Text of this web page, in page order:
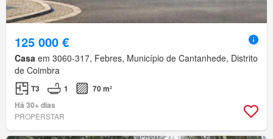
125 000 €
Casa em 3060-317, Febres, Município de Cantanhede, Distrito
de Coimbra
T3 1
70 m²
Há 30+ dias
PROPERSTAR